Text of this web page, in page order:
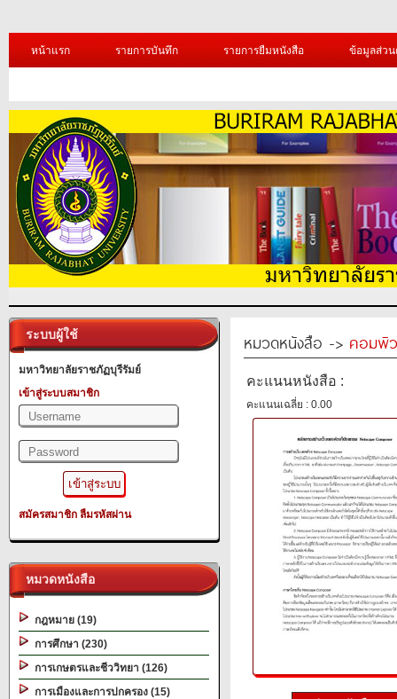
หน้าแรก รายการบันทึก รายการยืมหนังสือ ข้อมูลส่ว
ระบบผู้ใช้
มหาวิทยาลัยราชภัฏบุรีรัมย์
เข้าสู่ระบบสมาชิก
สมัครสมาชิก ลืมรหัสผ่าน
หมวดหนังสือ
กฎหมาย (19)
การศึกษา (230)
การเกษตรและชีววิทยา (126)
การเมืองและการปกครอง (15)
หมวดหนังสือ -> คอมพิ
คะแนนหนังสือ :
คะแนนเฉลี่ย : 0.00